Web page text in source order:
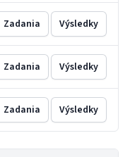
Zadania Výsledky
Zadania Výsledky
Zadania Výsledky